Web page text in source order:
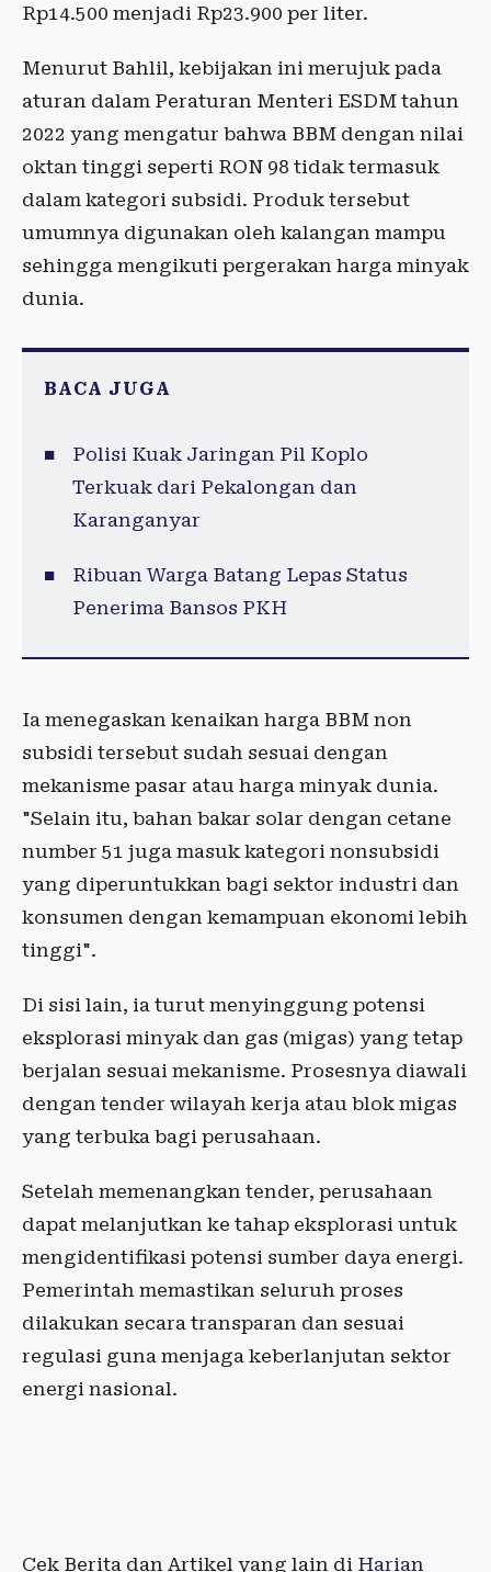
Rp14.500 menjadi Rp23.900 per liter.
Menurut Bahlil, kebijakan ini merujuk pada
aturan dalam Peraturan Menteri ESDM tahun
2022 yang mengatur bahwa BBM dengan nilai
oktan tinggi seperti RON 98 tidak termasuk
dalam kategori subsidi. Produk tersebut
umumnya digunakan oleh kalangan mampu
sehingga mengikuti pergerakan harga minyak
dunia.
BACA JUGA
Polisi Kuak Jaringan Pil Koplo
Terkuak dari Pekalongan dan
Karanganyar
Ribuan Warga Batang Lepas Status
Penerima Bansos PKH
Ia menegaskan kenaikan harga BBM non
subsidi tersebut sudah sesuai dengan
mekanisme pasar atau harga minyak dunia.
"Selain itu, bahan bakar solar dengan cetane
number 51 juga masuk kategori nonsubsidi
yang diperuntukkan bagi sektor industri dan
konsumen dengan kemampuan ekonomi lebih
tinggi".
Di sisi lain, ia turut menyinggung potensi
eksplorasi minyak dan gas (migas) yang tetap
berjalan sesuai mekanisme. Prosesnya diawali
dengan tender wilayah kerja atau blok migas
yang terbuka bagi perusahaan.
Setelah memenangkan tender, perusahaan
dapat melanjutkan ke tahap eksplorasi untuk
mengidentifikasi potensi sumber daya energi.
Pemerintah memastikan seluruh proses
dilakukan secara transparan dan sesuai
regulasi guna menjaga keberlanjutan sektor
energi nasional.
Cek Berita dan Artikel yang lain di Harian